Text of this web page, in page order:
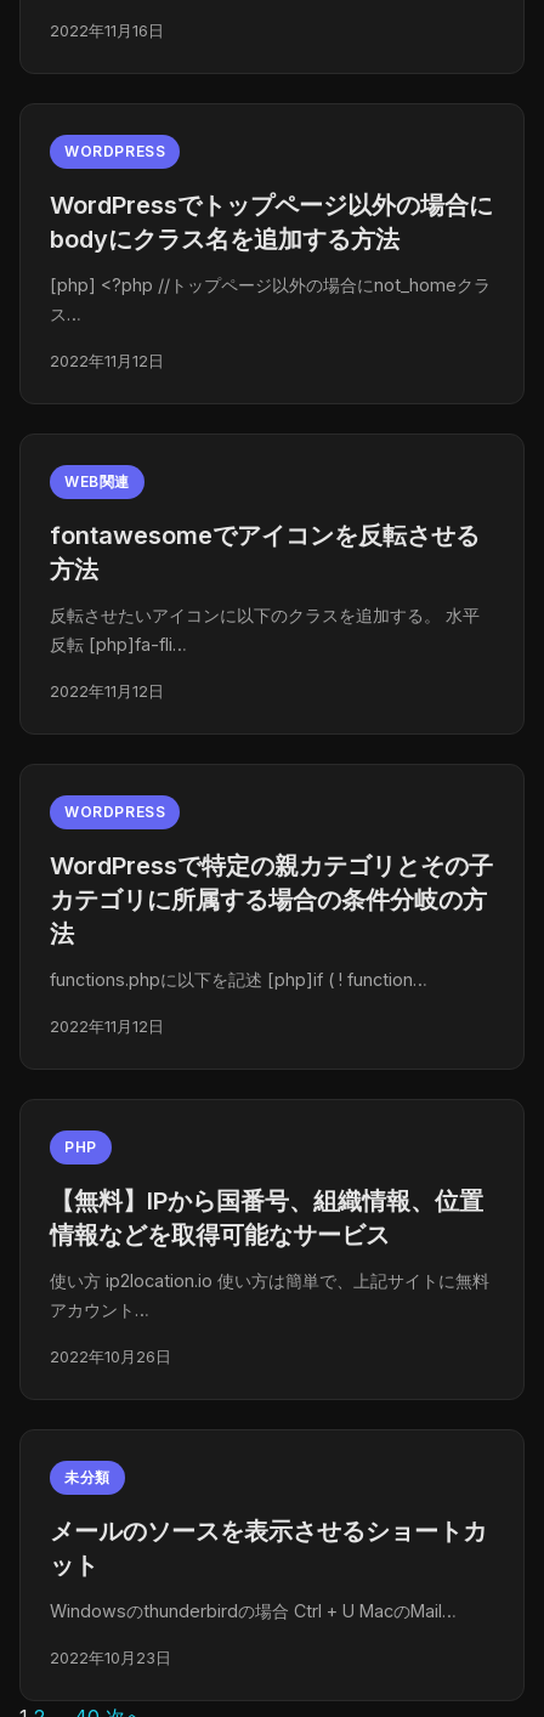
2022年11月16日
WORDPRESS
WordPressでトップページ以外の場合に
bodyにクラス名を追加する方法
[php] <?php //トップページ以外の場合にnot_homeクラ
ス…
2022年11月12日
WEB関連
fontawesomeでアイコンを反転させる
方法
反転させたいアイコンに以下のクラスを追加する。 水平
反転 [php]fa-fli…
2022年11月12日
WORDPRESS
WordPressで特定の親カテゴリとその子
カテゴリに所属する場合の条件分岐の方
法
functions.phpに以下を記述 [php]if ( ! function…
2022年11月12日
PHP
【無料】IPから国番号、組織情報、位置
情報などを取得可能なサービス
使い方 ip2location.io 使い方は簡単で、上記サイトに無料
アカウント…
2022年10月26日
未分類
メールのソースを表示させるショートカ
ット
Windowsのthunderbirdの場合 Ctrl + U MacのMail…
2022年10月23日